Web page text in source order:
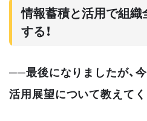
情報蓄積と活用で組
する！
──最後になりましたが、
活用展望について教えてく